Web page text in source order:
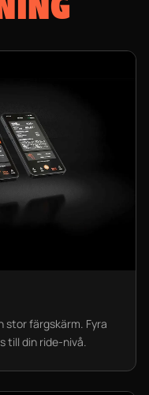
stor färgskärm. Fyra
till din ride-nivå.